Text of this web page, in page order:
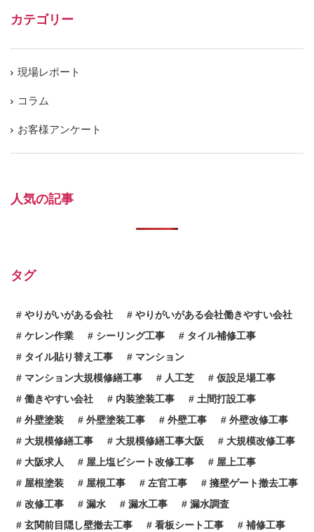
カテゴリー
現場レポート
コラム
お客様アンケート
人気の記事
タグ
やりがいがある会社
やりがいがある会社働きやすい会社
ケレン作業
シーリング工事
タイル補修工事
タイル貼り替え工事
マンション
マンション大規模修繕工事
人工芝
仮設足場工事
働きやすい会社
内装塗装工事
土間打設工事
外壁塗装
外壁塗装工事 外壁工事
外壁改修工事
大規模修繕工事
大規模修繕工事大阪
大規模改修工事
大阪求人
屋上塩ビシート改修工事
屋上工事
屋根塗装
屋根工事 左官工事
擁壁ゲート撤去工事
改修工事
漏水 漏水工事
漏水調査
玄関前目隠し壁撤去工事
看板シート工事
補修工事